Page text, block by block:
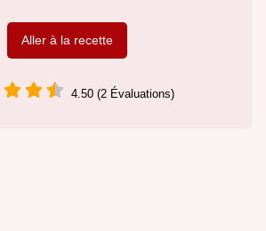
Aller à la recette
4.50 (2 Évaluations)